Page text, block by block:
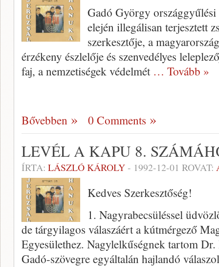
Gadó György
elején illegálisan terjesztett
szerkesztője, a
érzékeny észlelője és szenvedélyes
faj, a nemzetiségek védelmét … Tovább »
Bővebben 0 Comments
LEVÉL A KAPU 8.
ÍRTA: LÁSZLÓ KÁROLY- 1992-12-01 ROVAT:
Kedves Szerkesztőség!
1. Nagyrabecsüléssel
de tárgyilagos válaszáért a kútmérgező
Egyesülethez. Nagylelkűségnek tartom
Gadó-szövegre egyáltalán hajlandó